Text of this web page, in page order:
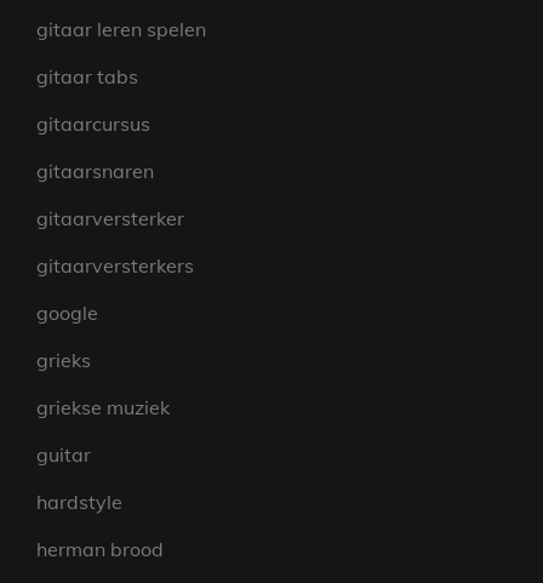
gitaar leren spelen
gitaar tabs
gitaarcursus
gitaarsnaren
gitaarversterker
gitaarversterkers
google
grieks
griekse muziek
guitar
hardstyle
herman brood